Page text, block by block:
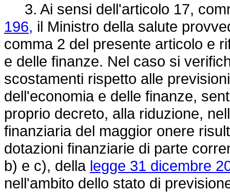
3. Ai sensi dell'articolo 17,
196, il Ministro della salute
comma 2 del presente articolo e
e delle finanze. Nel caso si
scostamenti rispetto alle
dell'economia e delle finanze,
proprio decreto, alla riduzione,
finanziaria del maggior onere
dotazioni finanziarie di parte
b) e c), della legge 31 dicembre
nell'ambito dello stato di